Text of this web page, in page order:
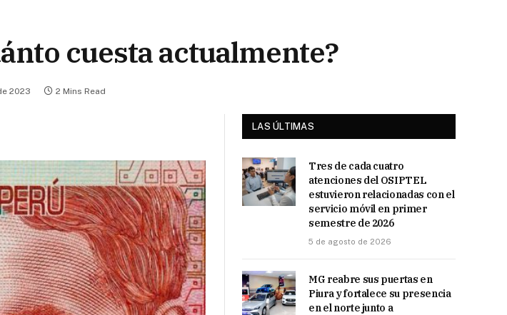
cuesta actualmente?
2023 2 Mins Read
LAS ÚLTIMAS
Tres de cada cuatro
atenciones del OSIPTEL
estuvieron relacionadas con el
servicio móvil en primer
semestre de 2026
5 de agosto de 2026
MG reabre sus puertas en
Piura y fortalece su presencia
en el norte junto a